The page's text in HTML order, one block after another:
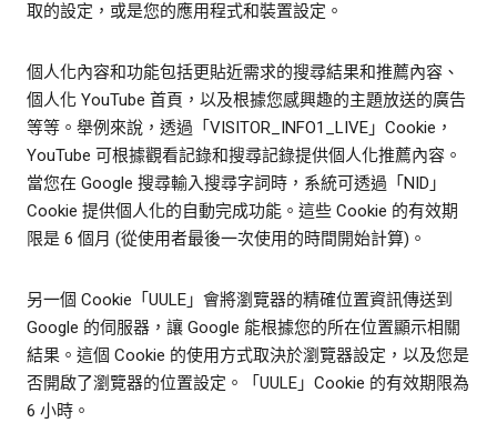
取的設定，或是您的應用程式和裝置設定。
個人化內容和功能包括更貼近需求的搜尋結果和推薦內容、
個人化 YouTube 首頁，以及根據您感興趣的主題放送的廣告
等等。舉例來說，透過「VISITOR_INFO1_LIVE」Cookie，
YouTube 可根據觀看記錄和搜尋記錄提供個人化推薦內容。
當您在 Google 搜尋輸入搜尋字詞時，系統可透過「NID」
Cookie 提供個人化的自動完成功能。這些 Cookie 的有效期
限是 6 個月 (從使用者最後一次使用的時間開始計算)。
另一個 Cookie「UULE」會將瀏覽器的精確位置資訊傳送到
Google 的伺服器，讓 Google 能根據您的所在位置顯示相關
結果。這個 Cookie 的使用方式取決於瀏覽器設定，以及您是
否開啟了瀏覽器的位置設定。「UULE」Cookie 的有效期限為
6 小時。